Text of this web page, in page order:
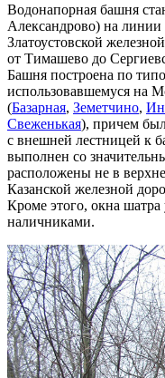
Водонапорная башня
Александрово) на
Златоустовской
от Тимашево до
Башня построена по
использовавшемуся на
(Базарная, Земетчино,
Свеженькая), причем
с внешней лестницей к
выполнен со
расположены не в
Казанской железной
Кроме этого, окна
наличниками.